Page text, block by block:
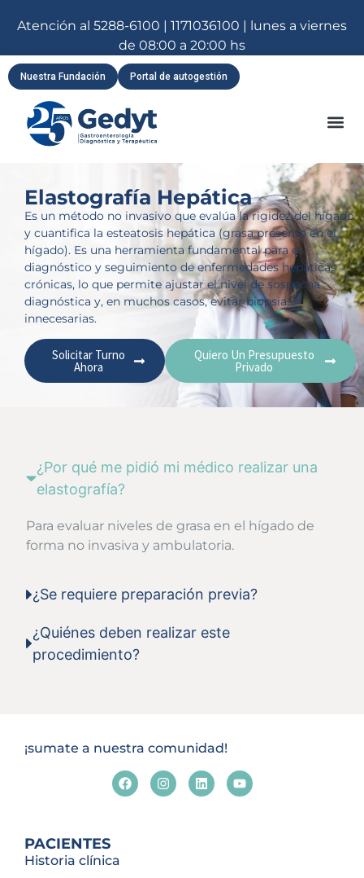
Atención al 5288-6100 | 1171036100 | lunes a viernes
de 08:00 a 20:00 hs
Nuestra Fundación Portal de autogestión
Elastografía Hepática
Es un método no invasivo que evalúa la rigidez del hígado
y cuantifica la esteatosis hepática (grasa presente en el
hígado). Es una herramienta fundamental para el
diagnóstico y seguimiento de enfermedades hepáticas
crónicas, lo que permite ajustar el nivel de sospecha
diagnóstica y, en muchos casos, evitar biopsias
innecesarias.
Solicitar Turno
Ahora
Quiero Un Presupuesto
Privado
¿Por qué me pidió mi médico realizar una
elastografía?
Para evaluar niveles de grasa en el hígado de
forma no invasiva y ambulatoria.
¿Se requiere preparación previa?
¿Quiénes deben realizar este
procedimiento?
¡sumate a nuestra comunidad!
PACIENTES
Historia clínica